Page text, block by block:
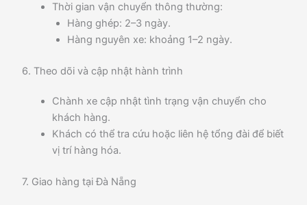
Thời gian vận chuyển thông thường:
Hàng ghép: 2–3 ngày.
Hàng nguyên xe: khoảng 1–2 ngày.
6. Theo dõi và cập nhật hành trình
Chành xe cập nhật tình trạng vận chuyển cho
khách hàng.
Khách có thể tra cứu hoặc liên hệ tổng đài để biết
vị trí hàng hóa.
7. Giao hàng tại Đà Nẵng